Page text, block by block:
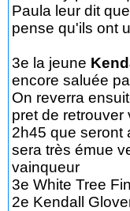
Paula leur dit
pense qu'ils ont
3e la jeune
encore saluée
On reverra
pret de
2h45 que seront
sera très émue
vainqueur
3e White Tree
2e Kendall